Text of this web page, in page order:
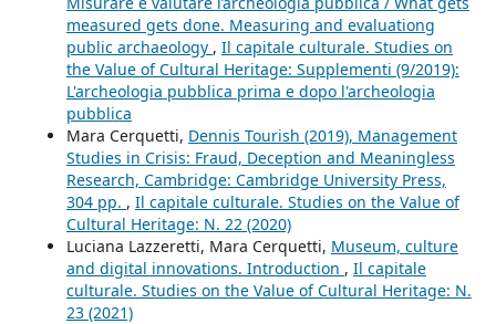
measured gets done. Measuring and evaluationg
public archaeology , Il capitale culturale. Studies on
the Value of Cultural Heritage: Supplementi (9/2019):
L'archeologia pubblica prima e dopo l'archeologia
pubblica
Mara Cerquetti, Dennis Tourish (2019), Management
Studies in Crisis: Fraud, Deception and Meaningless
Research, Cambridge: Cambridge University Press,
304 pp. , Il capitale culturale. Studies on the Value of
Cultural Heritage: N. 22 (2020)
Luciana Lazzeretti, Mara Cerquetti, Museum, culture
and digital innovations. Introduction , Il capitale
culturale. Studies on the Value of Cultural Heritage: N.
23 (2021)